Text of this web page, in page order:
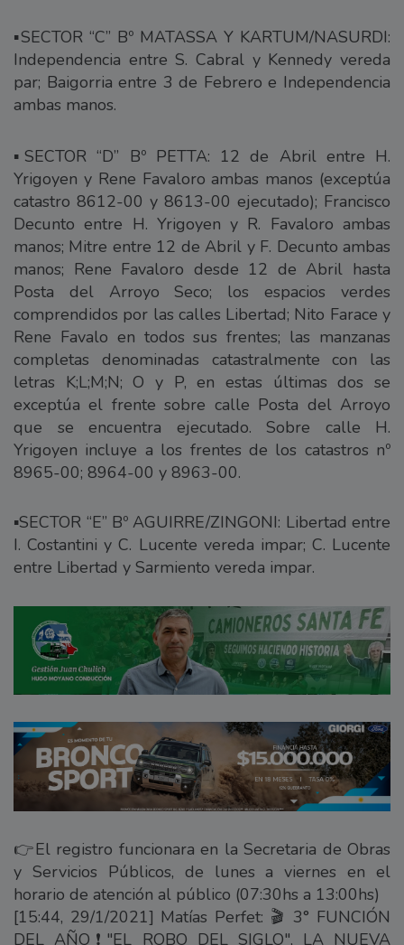
▪️SECTOR “C” Bº MATASSA Y KARTUM/NASURDI:
Independencia entre S. Cabral y Kennedy vereda
par; Baigorria entre 3 de Febrero e Independencia
ambas manos.
▪️SECTOR “D” Bº PETTA: 12 de Abril entre H.
Yrigoyen y Rene Favaloro ambas manos (exceptúa
catastro 8612-00 y 8613-00 ejecutado); Francisco
Decunto entre H. Yrigoyen y R. Favaloro ambas
manos; Mitre entre 12 de Abril y F. Decunto ambas
manos; Rene Favaloro desde 12 de Abril hasta
Posta del Arroyo Seco; los espacios verdes
comprendidos por las calles Libertad; Nito Farace y
Rene Favalo en todos sus frentes; las manzanas
completas denominadas catastralmente con las
letras K;L;M;N; O y P, en estas últimas dos se
exceptúa el frente sobre calle Posta del Arroyo
que se encuentra ejecutado. Sobre calle H.
Yrigoyen incluye a los frentes de los catastros nº
8965-00; 8964-00 y 8963-00.
▪️SECTOR “E” Bº AGUIRRE/ZINGONI: Libertad entre
I. Costantini y C. Lucente vereda impar; C. Lucente
entre Libertad y Sarmiento vereda impar.
👉El registro funcionara en la Secretaria de Obras
y Servicios Públicos, de lunes a viernes en el
horario de atención al público (07:30hs a 13:00hs)
[15:44, 29/1/2021] Matías Perfet: 🎬 3° FUNCIÓN
DEL AÑO❗"EL ROBO DEL SIGLO", LA NUEVA